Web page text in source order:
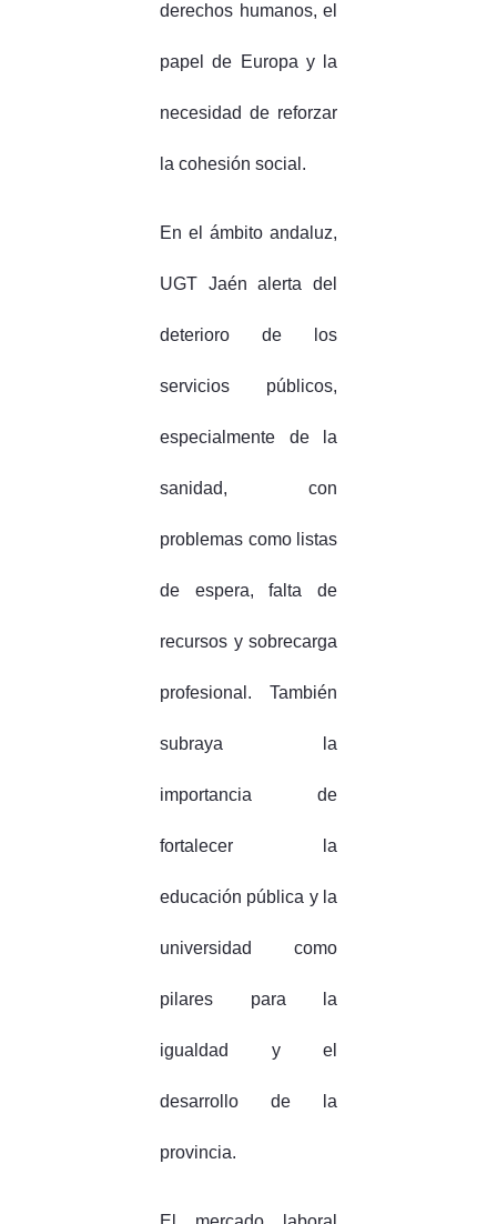
derechos humanos, el
papel de Europa y la
necesidad de reforzar
la cohesión social.
En el ámbito andaluz,
UGT Jaén alerta del
deterioro de los
servicios públicos,
especialmente de la
sanidad, con
problemas como listas
de espera, falta de
recursos y sobrecarga
profesional. También
subraya la
importancia de
fortalecer la
educación pública y la
universidad como
pilares para la
igualdad y el
desarrollo de la
provincia.